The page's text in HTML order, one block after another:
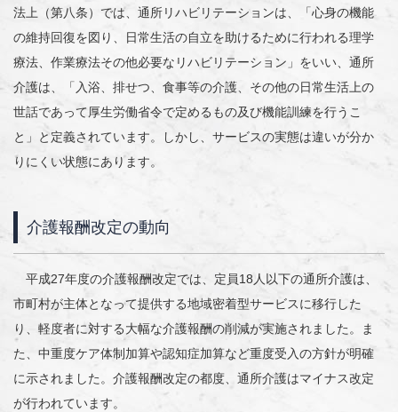
法上（第八条）では、通所リハビリテーションは、「心身の機能
の維持回復を図り、日常生活の自立を助けるために行われる理学
療法、作業療法その他必要なリハビリテーション」をいい、通所
介護は、「入浴、排せつ、食事等の介護、その他の日常生活上の
世話であって厚生労働省令で定めるもの及び機能訓練を行うこ
と」と定義されています。しかし、サービスの実態は違いが分か
りにくい状態にあります。
介護報酬改定の動向
平成27年度の介護報酬改定では、定員18人以下の通所介護は、
市町村が主体となって提供する地域密着型サービスに移行した
り、軽度者に対する大幅な介護報酬の削減が実施されました。ま
た、中重度ケア体制加算や認知症加算など重度受入の方針が明確
に示されました。介護報酬改定の都度、通所介護はマイナス改定
が行われています。